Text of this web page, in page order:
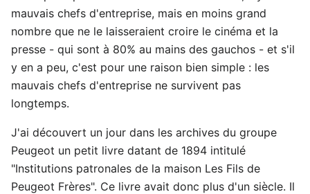
mauvais chefs d'entreprise, mais en moins grand
nombre que ne le laisseraient croire le cinéma et la
presse - qui sont à 80% au mains des gauchos - et s'il
y en a peu, c'est pour une raison bien simple : les
mauvais chefs d'entreprise ne survivent pas
longtemps.
J'ai découvert un jour dans les archives du groupe
Peugeot un petit livre datant de 1894 intitulé
"Institutions patronales de la maison Les Fils de
Peugeot Frères". Ce livre avait donc plus d'un siècle. Il